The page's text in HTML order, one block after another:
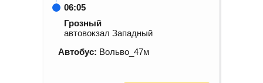
06:05
Грозный
автовокзал Западный
Автобус: Вольво_47м